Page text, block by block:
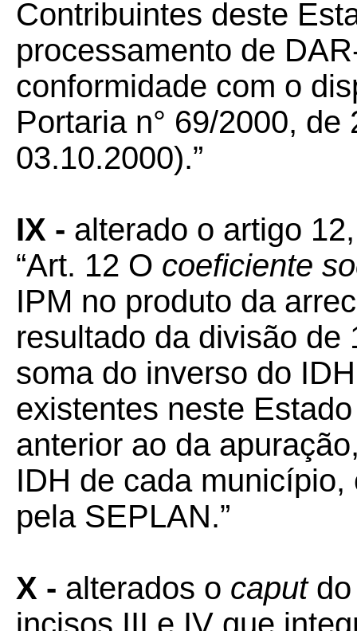
Contribuintes deste
processamento de
conformidade com o
Portaria n° 69/2000,
03.10.2000).”
IX - alterado o artigo
“Art. 12 O coeficiente
IPM no produto da
resultado da divisão de
soma do inverso do
existentes neste
anterior ao da
IDH de cada
pela SEPLAN.”
X - alterados o caput
incisos III e IV que